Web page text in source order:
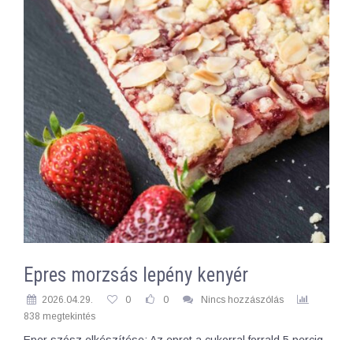
Epres morzsás lepény kenyér
2026.04.29. 0 0
Nincs hozzászólás
838 megtekintés